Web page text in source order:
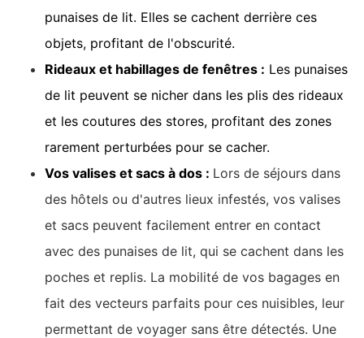
punaises de lit. Elles se cachent derrière ces
objets, profitant de l'obscurité.
Rideaux et habillages de fenêtres : Les punaises
de lit peuvent se nicher dans les plis des rideaux
et les coutures des stores, profitant des zones
rarement perturbées pour se cacher.
Vos valises et sacs à dos : Lors de séjours dans
des hôtels ou d'autres lieux infestés, vos valises
et sacs peuvent facilement entrer en contact
avec des punaises de lit, qui se cachent dans les
poches et replis. La mobilité de vos bagages en
fait des vecteurs parfaits pour ces nuisibles, leur
permettant de voyager sans être détectés. Une